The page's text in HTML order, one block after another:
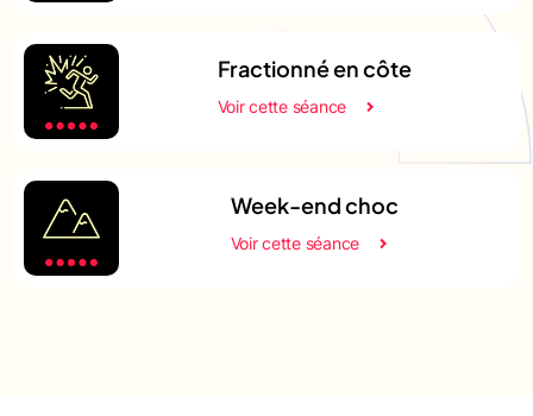
Fractionné en côte
Voir cette séance
Week-end choc
Voir cette séance